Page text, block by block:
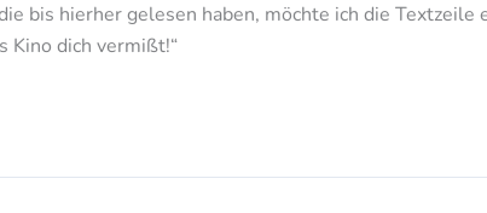
bis hierher gelesen haben, möchte ich die Textzeile
Kino dich vermißt!“